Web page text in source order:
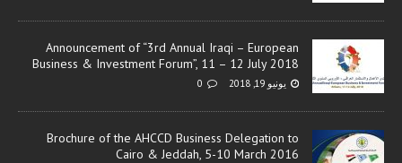
Announcement of “3rd Annual Iraqi – European
Business & Investment Forum”, 11 – 12 July 2018
يونيو 19, 2018 0
Brochure of the AHCCD Business Delegation to
Cairo & Jeddah, 5-10 March 2016